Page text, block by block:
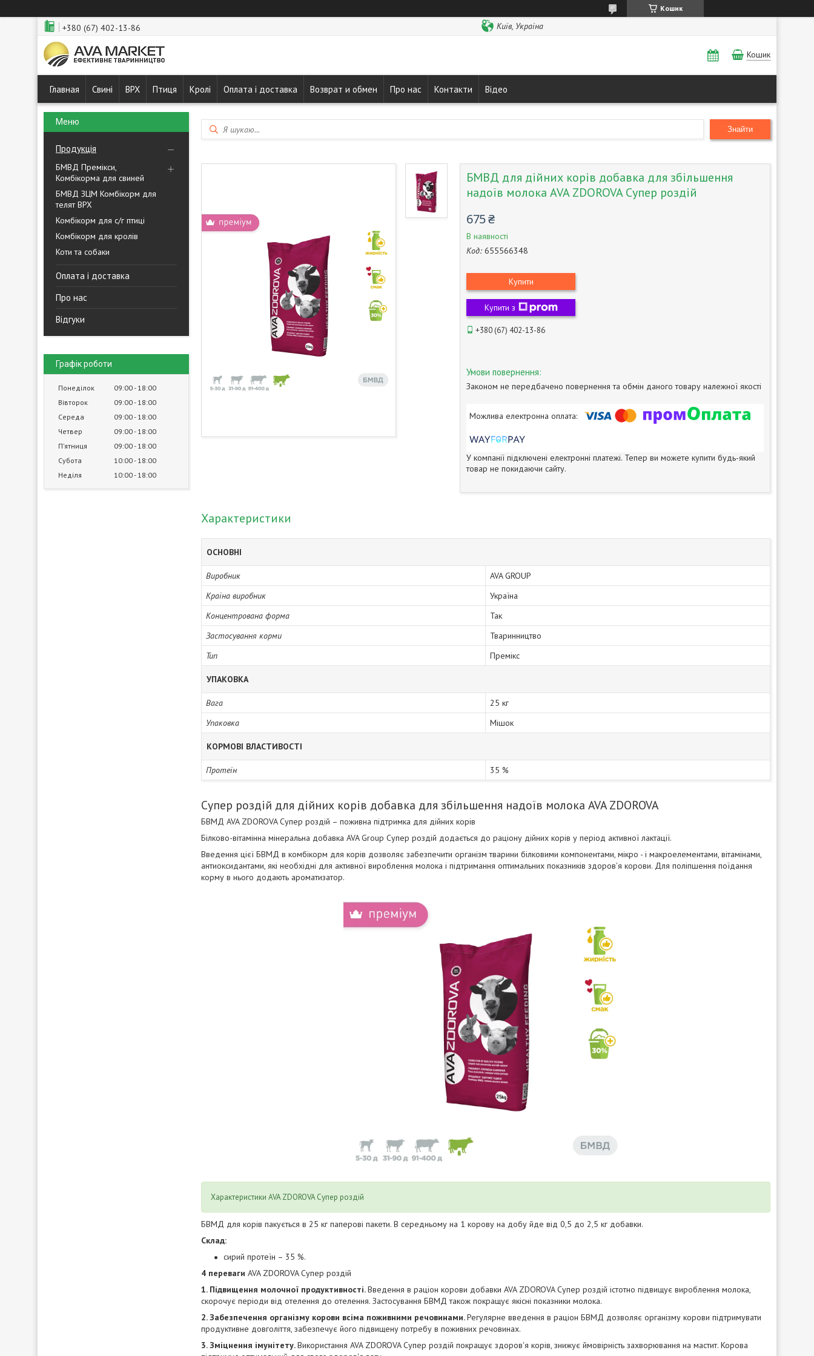
Кошик
+380 (67) 402-13-86 Київ, Україна
Кошик
Главная Свині ВРХ Птиця Кролі Оплата і доставка Возврат и обмен Про нас Контакти Відео
Продукція
БМВД Премікси,
Комбікорма для свиней
БМВД ЗЦМ Комбікорм для
телят ВРХ
Комбікорм для с/г птиці
Комбікорм для кролів
Коти та собаки
Оплата і доставка
Про нас
Відгуки
Графік роботи
Понеділок 09:00 18:00
Вівторок
09:00 18:00
Середа
09:00 18:00
Четвер
09:00 18:00
Пʼятниця
09:00 18:00
Субота
10:00 18:00
Неділя
10:00 18:00
Знайти
БМВД для дійних корів добавка для збільшення
надоїв молока AVA ZDOROVA Супер роздій
675 ₴
В наявності
Код: 655566348
Купити
Купити з
+380 (67) 402-13-86
Законом не передбачено повернення та обмін даного товару належної якості
У компанії підключені електронні платежі. Тепер ви можете купити будь-який
товар не покидаючи сайту.
Характеристики
ОСНОВНІ
Виробник
AVA GROUP
Країна виробник
Україна
Концентрована форма
Так
Застосування корми
Тваринництво
Тип
Премікс
УПАКОВКА
Вага
25 кг
Упаковка
Мішок
КОРМОВІ ВЛАСТИВОСТІ
Протеїн 35 %
Супер роздій для дійних корів добавка для збільшення надоїв молока AVA ZDOROVA
БВМД AVA ZDOROVA Супер роздій – поживна підтримка для дійних корів
Білково-вітамінна мінеральна добавка AVA Group Супер роздій додається до раціону дійних корів у період активної лактації.
Введення цієї БВМД в комбікорм для корів дозволяє забезпечити організм тварини білковими компонентами, мікро - і макроелементами, вітамінами,
антиоксидантами, які необхідні для активної вироблення молока і підтримання оптимальних показників здоров'я корови. Для поліпшення поїдання
корму в нього додають ароматизатор.
Характеристики AVA ZDOROVA Супер роздій
БВМД для корів пакується в 25 кг паперові пакети. В середньому на 1 корову на добу йде від 0,5 до 2,5 кг добавки.
Склад:
сирий протеїн – 35 %.
4 переваги AVA ZDOROVA Супер роздій
1. Підвищення молочної продуктивності.Введення в раціон корови добавки AVA ZDOROVA Супер роздій істотно підвищує вироблення молока,
скорочує періоди від отелення до отелення. Застосування БВМД також покращує якісні показники молока.
2. Забезпечення організму корови всіма поживними речовинами.Регулярне введення в раціон БВМД дозволяє організму корови підтримувати
продуктивне довголіття, забезпечує його підвищену потребу в поживних речовинах.
3. Зміцнення імунітету.Використання AVA ZDOROVA Супер роздій покращує здоров'я корів, знижує ймовірність захворювання на мастит. Корова